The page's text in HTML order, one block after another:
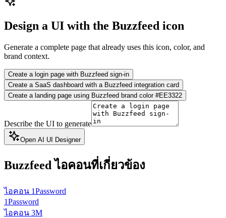
Design a UI with the Buzzfeed icon
Generate a complete page that already uses this icon, color, and
brand context.
Create a login page with Buzzfeed sign-in
Create a SaaS dashboard with a Buzzfeed integration card
Create a landing page using Buzzfeed brand color #EE3322
Describe the UI to generate
Open AI UI Designer
Buzzfeed ไอคอนที่เกี่ยวข้อง
ไอคอน 1Password
1Password
ไอคอน 3M